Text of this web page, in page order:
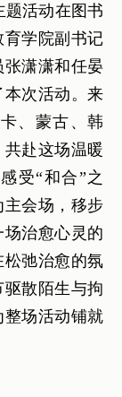
题活动在图书
学院副书记
潇潇和任晏
次活动。来
、蒙古、韩
赴这场温暖
受“和合”之
会场，移步
治愈心灵的
弛治愈的氛
散陌生与拘
场活动铺就